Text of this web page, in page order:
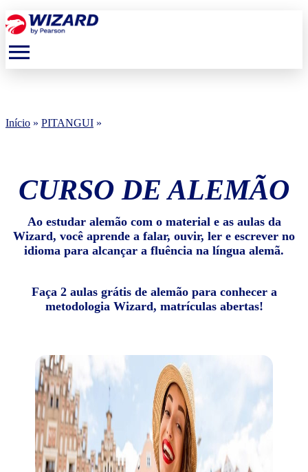
menu
Início » PITANGUI »
CURSO DE ALEMÃO
Ao estudar alemão com o material e as aulas da
Wizard, você aprende a falar, ouvir, ler e escrever no
idioma para alcançar a fluência na língua alemã.
Faça 2 aulas grátis de alemão para conhecer a
metodologia Wizard, matrículas abertas!